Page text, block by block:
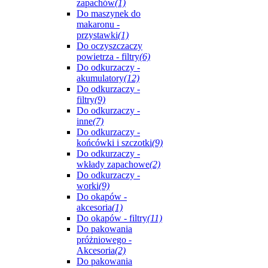
zapachów(1)
Do maszynek do
makaronu -
przystawki(1)
Do oczyszczaczy
powietrza - filtry(6)
Do odkurzaczy -
akumulatory(12)
Do odkurzaczy -
filtry(9)
Do odkurzaczy -
inne(7)
Do odkurzaczy -
końcówki i szczotki(9)
Do odkurzaczy -
wkłady zapachowe(2)
Do odkurzaczy -
worki(9)
Do okapów -
akcesoria(1)
Do okapów - filtry(11)
Do pakowania
próżniowego -
Akcesoria(2)
Do pakowania